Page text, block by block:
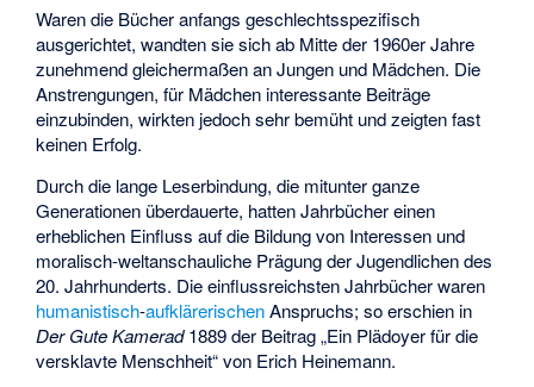
Waren die Bücher anfangs geschlechtsspezifisch
ausgerichtet, wandten sie sich ab Mitte der 1960er Jahre
zunehmend gleichermaßen an Jungen und Mädchen. Die
Anstrengungen, für Mädchen interessante Beiträge
einzubinden, wirkten jedoch sehr bemüht und zeigten fast
keinen Erfolg.
Durch die lange Leserbindung, die mitunter ganze
Generationen überdauerte, hatten Jahrbücher einen
erheblichen Einfluss auf die Bildung von Interessen und
moralisch-weltanschauliche Prägung der Jugendlichen des
20. Jahrhunderts. Die einflussreichsten Jahrbücher waren
humanistisch-aufklärerischenAnspruchs; so erschien in
Der Gute Kamerad1889 der Beitrag „Ein Plädoyer für die
versklavte Menschheit“ von Erich Heinemann.